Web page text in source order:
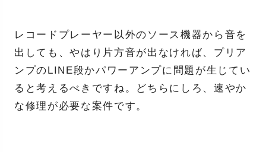
レコードプレーヤー以外のソース機器から音を
出しても、やはり片方音が出なければ、プリア
ンプのLINE段かパワーアンプに問題が生じてい
ると考えるべきですね。どちらにしろ、速やか
な修理が必要な案件です。